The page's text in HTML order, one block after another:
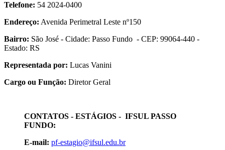
Telefone: 54 2024-0400
Endereço: Avenida Perimetral Leste nº150
Bairro: São José - Cidade: Passo Fundo - CEP: 99064-440 -
Estado: RS
Representada por: Lucas Vanini
Cargo ou Função: Diretor Geral
CONTATOS - ESTÁGIOS - IFSUL PASSO
FUNDO:
E-mail: pf-estagio@ifsul.edu.br